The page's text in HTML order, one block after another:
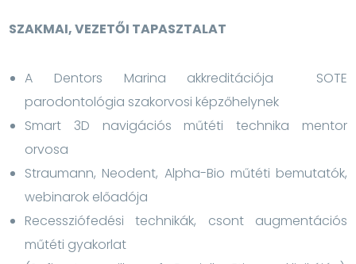
SZAKMAI, VEZETŐI TAPASZTALAT
A Dentors Marina akkreditációja SOTE
parodontológia szakorvosi képzőhelynek
Smart 3D navigációs műtéti technika mentor
orvosa
Straumann, Neodent, Alpha-Bio műtéti bemutatók,
webinarok előadója
Recessziófedési technikák, csont augmentációs
műtéti gyakorlat